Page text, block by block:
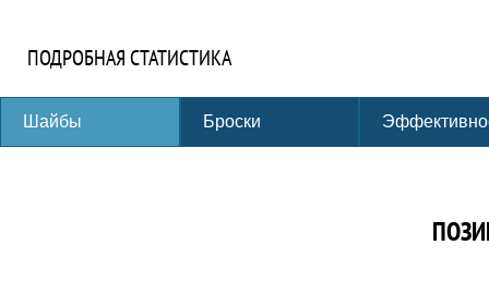
ПОДРОБНАЯ СТАТИСТИКА
Шайбы Броски